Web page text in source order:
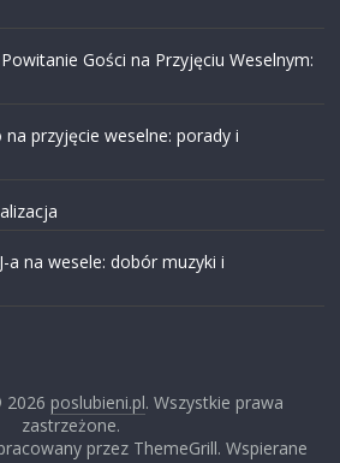
Gości na Przyjęciu Weselnym:
na przyjęcie weselne: porady i
a na wesele: dobór muzyki i
2026 poslubieni.pl. Wszystkie prawa
zastrzeżone.
przez ThemeGrill. Wspierane